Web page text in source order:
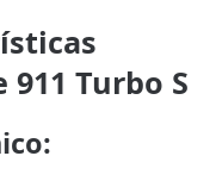
Turbo S
: